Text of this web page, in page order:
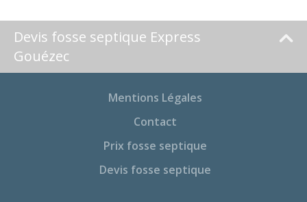
Devis fosse septique Express
Gouézec
Mentions Légales
Contact
Prix fosse septique
Devis fosse septique